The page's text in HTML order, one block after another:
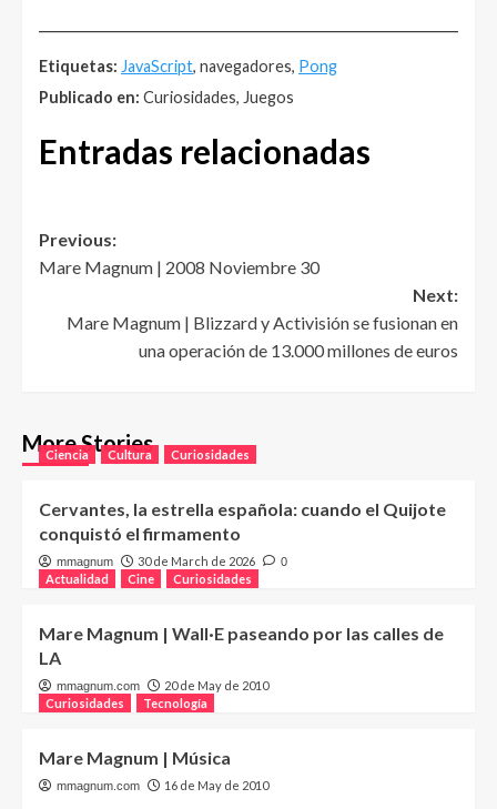
Etiquetas: JavaScript, navegadores, Pong
Publicado en: Curiosidades, Juegos
Entradas relacionadas
Post
navigation
Previous:
Mare Magnum | 2008 Noviembre 30
Next:
Mare Magnum | Blizzard y Activisión se fusionan en
una operación de 13.000 millones de euros
More Stories
Ciencia Cultura Curiosidades
Cervantes, la estrella española: cuando el Quijote
conquistó el firmamento
mmagnum 30 de March de 2026 0
Actualidad Cine Curiosidades
Mare Magnum | Wall·E paseando por las calles de
LA
mmagnum.com
20 de May de 2010
Curiosidades
Tecnología
Mare Magnum | Música
mmagnum.com 16 de May de 2010